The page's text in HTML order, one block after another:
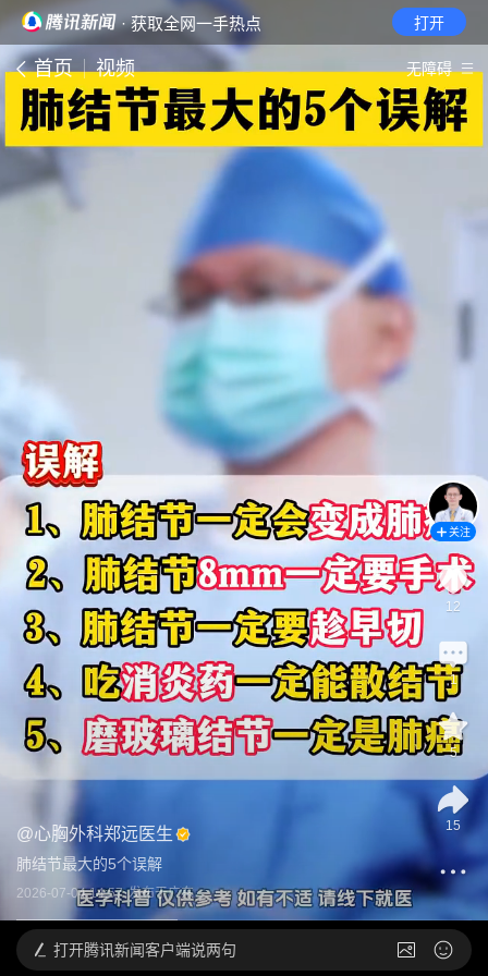
· 获取全网一手热点 打开
首页 视频 无障碍
@心胸外科郑远医生
肺结节最大的5个误解
2026-07-04 14:57 发布于广东
关注
12
1
5
15
打开腾讯新闻客户端说两句